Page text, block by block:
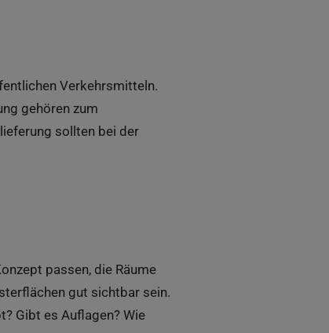
Verkehrsmitteln.
gehören zum
sollten bei der
passen, die Räume
gut sichtbar sein.
Gibt es Auflagen? Wie